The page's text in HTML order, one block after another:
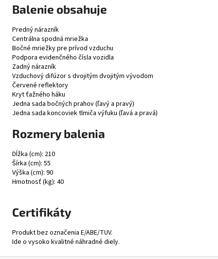
Balenie obsahuje
Predný nárazník
Centrálna spodná mriežka
Bočné mriežky pre prívod vzduchu
Podpora evidenčného čísla vozidla
Zadný nárazník
Vzduchový difúzor s dvojitým dvojitým vývodom
Červené reflektory
Kryt ťažného háku
Jedna sada bočných prahov (ľavý a pravý)
Jedna sada koncoviek tlmiča výfuku (ľavá a pravá)
Rozmery balenia
Dĺžka (cm): 210
Šírka (cm): 55
Výška (cm): 90
Hmotnosť (kg): 40
Certifikáty
Produkt bez označenia E/ABE/TUV.
Ide o vysoko kvalitné náhradné diely.